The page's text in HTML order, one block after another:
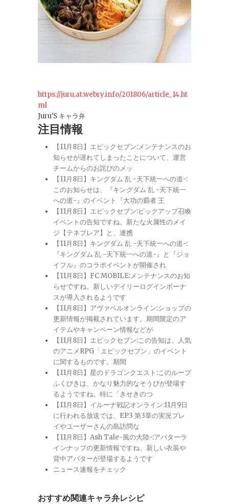
https://juru.at.webry.info/201806/article_14.ht
ml
Juru'S キャラ弁
注目情報
【11月8日】エピックセブン:メンテナンスのお
知らせが遅れてしまったことについて、運営
チームからのお詫びのメッ
【11月8日】キングダム 乱 -天下統一への道-:
このお知らせは、『キングダム 乱 -天下統一
への道-』のイベント『大功の覇者 王
【11月8日】エピックセブン:ピックアップ召喚
イベントの告知ですね。新たな火属性のメイ
ジ【テネブレア】と、連携
【11月8日】キングダム 乱 -天下統一への道-:
『キングダム 乱 -天下統一への道-』と『ジョ
イフル』のコラボイベントが開催され
【11月8日】FC MOBILE:メンテナンスのお知
らせですね。新しいデイリーログインボーナ
スが導入されるようです
【11月8日】アヴァベルオンライン:ショップの
更新情報が掲載されています。期間限定のア
イテムやキャンペーン情報などが
【11月8日】エピックセブン:この告知は、人気
のアニメRPG「エピックセブン」のイベント
に関するものです。期間
【11月8日】星のドラゴンクエスト:このループ
ふくびきは、かなり魅力的なそうびが登場す
るようですね。特に「きせきのつ
【11月8日】イルーナ戦記オンライン:11月9日
に行われる放送では、EP3 第3章の実況プレ
イやユーザーさんの島訪問な
【11月8日】Ash Tale-風の大陸-:アバターラ
インナップの更新情報ですね。新しい衣装や
背中アバターが登場するようです
ニュース速報をチェック
おすすめ関連キャラ弁レシピ